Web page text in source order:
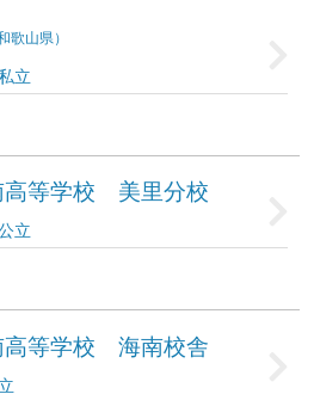
歌山県）
立
高等学校 美里分校
立
高等学校 海南校舎